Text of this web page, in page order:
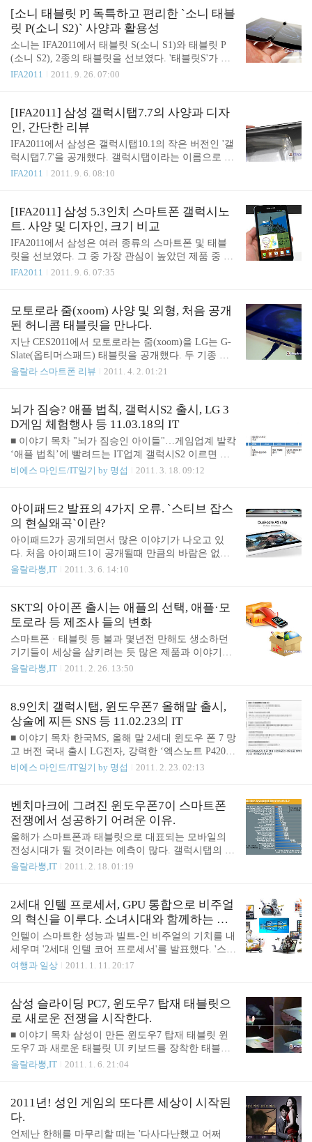
구매를 심하게 고민하고 있는 태블릿. 아이패드와 갤
럭시탭은 정말이지 너무가 극명하게 장단점이 갈려
서 고르기가 무..
개한다. 윗 부분은 둥글며 도톰하고 아래 부분은 얇
은 외형이 독특하다. 이미 삼성전자의 갤럭시탭7.7을
만져 본 이후라서 비교가 안될 수가 없었다. OS가 같
아서 중요한 것은 휴대의 용이성과 안정감이었는데
9.4인치의 크기임에도 600g의 무게는 편안한 느낌을
주었다. (아이패드2 680g, 갤럭시탭10.1 575g) 소니
al-Core NVIDIA® Tegra2 운영체제 : ..
[소니 태블릿 P] 독특하고 편리한 `소니 태블
릿 P(소니 S2)` 사양과 활용성
소니는 IFA2011에서 태블릿 S(소니 S1)와 태블릿 P
(소니 S2), 2종의 태블릿을 선보였다. '태블릿S'가 일
반적인 태블릿의 모습을 갖춘 10인치 형태의 제품이
딱 보면 느껴지는 것이 접이식이라는 것! 접이식은 2
개의 화면을 따로 이용할 수 있어서 편리함이 있는
반면 화면이 작아서 시원한 느낌은 적다는 단점이 있
다. 태블릿P는 둥근 외형의 디자인을 가졌는데, 더욱
슬림하게 만들었으면 어떨까하는 생각을 했다. 크기
가 작고 가벼워서 이런 형태를 선호하는 분들에겐 반
프로세서(CPU) : 1 GHz Dual-Core NVIDIA® Tegra2
운영..
IFA2011 2011. 9. 26. 07:00
[IFA2011] 삼성 갤럭시탭7.7의 사양과 디자
인, 간단한 리뷰
IFA2011에서 삼성은 갤럭시탭10.1의 작은 버전인 '갤
럭시탭7.7'을 공개했다. 갤럭시탭이라는 이름으로 처
음 공개한 태블릿이 7인치 였으니 비슷하다고 생각
고 있었다. 갤럭시탭7.7(GalaxyTab7.7) 사양 운영체제
- 안드로이드 3.2 허니콤 (Android 3.2 Honeycomb) 프
로세서 - 1.4GHz 듀얼 코어(엑시노스 계열) 디스플레
이 - 7.7인치 슈퍼 아몰레드 플러스해상도(1280x800)
운영 메모리 - 1GB 저장 메모리 - 16/32/64GB 내장, m
icroSD 32GB 추가 가능 후면 카메라 - 300만화소 AF
IFA2011 2011. 9. 6. 08:10
[IFA2011] 삼성 5.3인치 스마트폰 갤럭시노
트. 사양 및 디자인, 크기 비교
IFA2011에서 삼성은 여러 종류의 스마트폰 및 태블
릿을 선보였다. 그 중 가장 관심이 높았던 제품 중 하
나가 갤럭시노트(Galaxy Note)다. 5.3인치 크기, 1280
완하여 내년 상반기에 글로벌 내놓을 예정이라고 한
다. 국내 출시 역시 아직은 미정이다. 갤럭시노트 사
양 운영체제 - 안드로이드 2.3.5 진저브래드(Android
2.3.5 Gingerbread) 프로세서 - 듀얼 코어 1.4GHz(엑시
노스 계열) 디스플레이 - 5.3인치 WXGA 해상도(1280
x800) 저장 메모리 - 16/32GB 내장, microSD 32GB 추
시 ..
IFA2011 2011. 9. 6. 07:35
모토로라 줌(xoom) 사양 및 외형, 처음 공개
된 허니콤 태블릿을 만나다.
지난 CES2011에서 모토로라는 줌(xoom)을 LG는 G-
Slate(옵티머스패드) 태블릿을 공개했다. 두 기종 모
두 안드로이드OS 3.0 허니콤을 탑재하고 있어서 새
난 3월 29일 모토로라는 국내 최초로 허니콤 기반의
태블릿인 줌(xoom)을 발표했다. 아직 국내에 발표된
적이 없는 허니콤 OS 기기라는 기대와 지난번 발표
한 아트릭스를 떠올리며 '줌(xoom)에는 어떤 무기를
넣었을까' 궁금했다. 먼저 관심있게 보게 된 것은 크
기와 무게였다. 모토로라 줌은 10.1인치의 크기로 12
0.1 인치이지만 세웠을 경우 가로가 좁은 와이드이므
로 양손으로..
울랄라 스마트폰 리뷰 2011. 4. 2. 01:21
뇌가 짐승? 애플 법칙, 갤럭시S2 출시, LG 3
D게임 체험행사 등 11.03.18의 IT
■ 이야기 목차 "뇌가 짐승인 아이들"…게임업계 발칵
‘애플 법칙’에 빨려드는 IT업계 갤럭시S2 이르면 내
달 나온다 LG전자, 대규모 3D게임 체험행사 개최 삼
'인터넷중독 예방·치료 기금마련을 위한 기업의 역
할' 토론회에서 권장희 놀이미디어교육센터 소장은
"게임 때문에 얼굴은 사람인데 뇌는 짐승인 아이들이
늘고 또 죽어가고 있다."라고 말을 했다. '전두엽이
발달하지 않아 짐승같이 반응한다'라는 것이며, 게임
업계가 수익의 10% 이상을 게임 중독 기금으로 출연
청소년들이 많은 만큼 권장희 소장의 말에 일정 부분
동의한다. KT&G 같은 담배제조사..
비에스 마인드/IT일기 by 명섭 2011. 3. 18. 09:12
아이패드2 발표의 4가지 오류. `스티브 잡스
의 현실왜곡`이란?
아이패드2가 공개되면서 많은 이야기가 나오고 있
다. 처음 아이패드1이 공개될때 만큼의 바람은 없는
것 같고, 뭔가를 기대했던 분들에게는 신선도(?)가 떨
발표 내용에 문제가 제기되고 있다. 본 포스트는 미
국 경제 전문지 포춘 인터넷판에 실린 IT 전문 블로
거 '세스 웨인트로브'의 기사를 토대로 작성한 것이
며, 연합뉴스와 서울신문의 기사를 참고했다. - Steve
Jobs' reality distortion takes its toll on truth - 포춘 "스
티브 잡스 아이패드2 행사서 통계 왜곡" - 듀얼코어
생산되는 첫번째 듀얼코어' 제품? 이..
울랄라뽕,IT 2011. 3. 6. 14:10
SKT의 아이폰 출시는 애플의 선택, 애플·모
토로라 등 제조사 들의 변화
스마트폰 · 태블릿 등 불과 몇년전 만해도 생소하던
기기들이 세상을 삼키려는 듯 많은 제품과 이야기를
쏟아내고 있다. 이들이 원래 없던 것은 아니다. 기존
듭난 것이다. ■ 통신사와 제조사의 관계를 깬 아이폰
이런 기기들은 '모바일 인터넷'이 가능하므로 빛을 내
는 것이며, 모바일 인터넷은 통신사들의 몫이다. 그
래서, 이런 기기의 새로운 제품이 나올때 마다 특정
통신사를 통해서 제품이 출시된다고 하는 것이다. 어
찌보면 '모든 통신사를 통해서 제품을 출시하면 되는
질을 통한 경쟁력보다는 자사가 판매하는 핸드폰의
성능에 대해 홍보하는 것이 훨씬 쉽기 때문에 제..
울랄라뽕,IT 2011. 2. 26. 13:50
8.9인치 갤럭시탭, 윈도우폰7 올해말 출시,
상술에 찌든 SNS 등 11.02.23의 IT
■ 이야기 목차 한국MS, 올해 말 2세대 윈도우 폰 7 망
고 버전 국내 출시 LG전자, 강력한 ‘엑스노트 P420’
출시 이통사 설 땅 점점 줄어든다 '세계 최대 알리바
내달 시판 ■ 한국MS, 올해 말 2세대 윈도우 폰 7 망고
버전 국내 출시 보드나라 기사보기 지난 21일 한국M
S는 모바일 플랫폼 '윈도우 폰 7'에 대한 미디어 브리
핑 행사를 가졌다. 올해 하반기에 출시 예정인 윈도
우폰7의 다음 버전에 대한 소개와 개발자를 위한 전
략과 목표를 말했다.본 기사에 윈도우폰7에 대한 설
며, 발표회 동영상도 있으니 윈도우폰7에 대해 궁금
하다면 참고..
비에스 마인드/IT일기 by 명섭 2011. 2. 23. 02:13
벤치마크에 그려진 윈도우폰7이 스마트폰
전쟁에서 성공하기 어려운 이유.
올해가 스마트폰과 태블릿으로 대표되는 모바일의
전성시대가 될 것이라는 예측이 많다. 갤럭시탭의 다
음버전인 '갤럭시탭10.1'을 공개하였고, 아이패드의
라도 줌(Xoom)이라는 태블릿을 공개했다. 스마트폰
진영은 삼성의 갤럭시S2, LG의 옵티머스3D, 모토로
라의 아트릭스 등이 전쟁에 참여하기 위해 준비 중이
다. 이전에 비해 상당히 업그레이드되고, 멋진 아이
디어로 중무장한 제품들이 줄줄이 출시를 준비중인
요즘, 여전히 침묵하고 있는 진영이 있다. 바로 마이
이크로소프트가 손을 잡았다는 기사 정도가 있을 뿐
'어떤 제품이 출시된다'라던지 'MWC2011에서 어..
울랄라뽕,IT 2011. 2. 18. 01:19
2세대 인텔 프로세서, GPU 통합으로 비주얼
의 혁신을 이루다. 소녀시대와 함께하는 발
표회 초대
인텔이 스마트한 성능과 빌트-인 비주얼의 기치를 내
세우며 '2세대 인텔 코어 프로세서'를 발표했다. '스마
트'라는 단어는 워낙 많이 사용되어 식상한 느낌이
인텔 코어 프로세서가 말하는 '빌트-인'은 GPU와 CP
U와의 통합이다. GPU가 프로세서 안으로 빌트-인되
었다는 것이지. 스마트폰과 태블릿 등으로 모바일에
대한 요구가 많아지고 있는 지금, GPU와 CPU와의
통합은 무척 반가운 일이다. 3D나 Full-HD 영상을 이
용하기 위해서 컴퓨터에서는 그래픽카드를 꽂아서
북이나 태블릿, 스마트폰 등은 결국 CPU에 의존할
수 밖에 없기 때..
여행과 일상 2011. 1. 11. 20:17
삼성 슬라이딩 PC7, 윈도우7 탑재 태블릿으
로 새로운 전쟁을 시작한다.
■ 이야기 목차 삼성이 만든 윈도우7 탑재 태블릿 윈
도우7 과 새로운 태블릿 UI 키보드를 장착한 태블릿
아이를 처음 초등학교 입학시키는 엄마의 마음 삼성
공개했다. 삼성은 CES2011에서 갤럭시플레이어를
비롯한 스마트폰 등을 선보일 것이라고 말했었다.
'글로리아'라고 알려졌던 윈도우7 탑재 태블릿도 공
울랄라뽕,IT 2011. 1. 6. 21:04
2011년! 성인 게임의 또다른 세상이 시작된
다.
언제난 한해를 마무리할 때는 '다사다난했고 어쩌